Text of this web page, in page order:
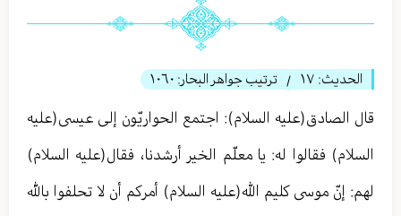
الحديث: ١٧ / ترتيب جواهر البحار: ١٠٦٠
قال الصادق(عليه السلام): اجتمع الحواريّون إلى عيسى(عليه
السلام) فقالوا له: يا معلّم الخير أرشدنا، فقال(عليه السلام)
لهم: إنّ موسى كليم الله(عليه السلام) أمركم أن لا تحلفوا بالله